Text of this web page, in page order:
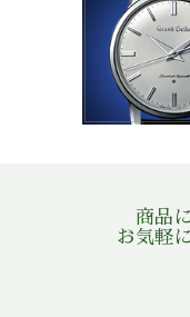
商品
お気軽